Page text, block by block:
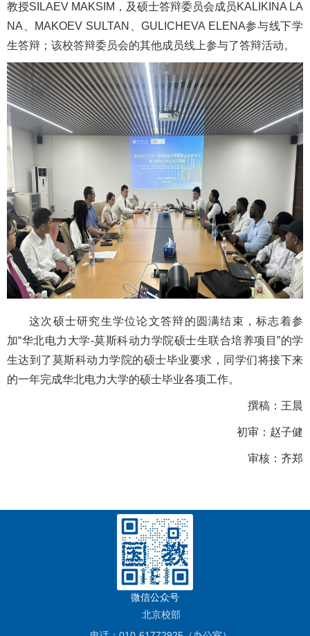
教授SILAEV MAKSIM，及硕士答辩委员会成员KALIKINA LA
NA、MAKOEV SULTAN、GULICHEVA ELENA参与线下学
生答辩；该校答辩委员会的其他成员线上参与了答辩活动。
这次硕士研究生学位论文答辩的圆满结束，标志着参
加“华北电力大学-莫斯科动力学院硕士生联合培养项目”的学
生达到了莫斯科动力学院的硕士毕业要求，同学们将接下来
的一年完成华北电力大学的硕士毕业各项工作。
撰稿：王晨
初审：赵子健
审核：齐郑
微信公众号
北京校部